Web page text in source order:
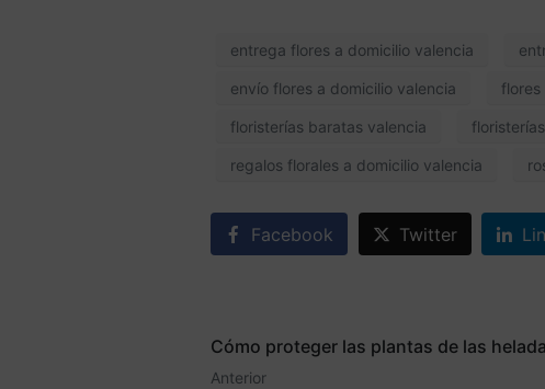
entrega flores a domicilio valencia
envío flores a domicilio valencia flores
floristerías baratas valencia
regalos florales a domicilio valencia
Facebook Twitter
Cómo proteger las plantas de las
Anterior